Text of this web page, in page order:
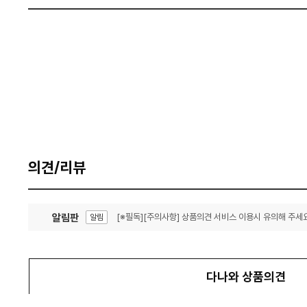
의견/리뷰
알림판 알림 [※필독][주의사항] 상품의견 서비스 이용시 유의해 주세
다나와 상품의견